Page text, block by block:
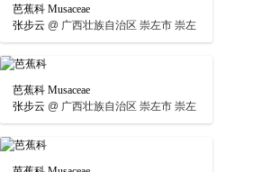
芭蕉科 Musaceae
张步云 @ 广西壮族自治区 崇左市 崇左
芭蕉科 Musaceae
张步云 @ 广西壮族自治区 崇左市 崇左